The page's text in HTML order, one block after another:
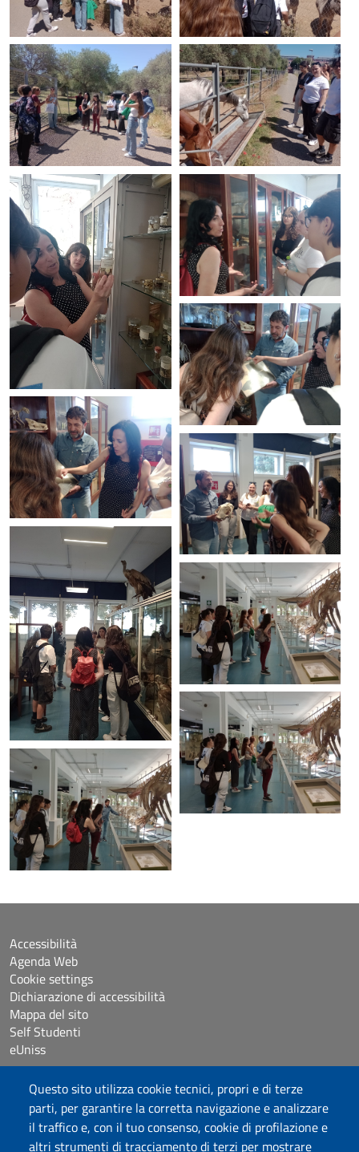
Questo sito utilizza cookie tecnici, propri e di terze
parti, per garantire la corretta navigazione e analizzare
il traffico e, con il tuo consenso, cookie di profilazione e
altri strumenti di tracciamento di terzi per mostrare
Accessibilità
Agenda Web
Cookie settings
Dichiarazione di accessibilità
Mappa del sito
Self Studenti
eUniss
Bandi
Posta elettronica @uniss.it
Protocollo